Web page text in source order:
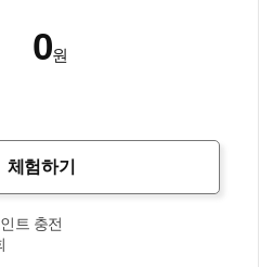
0원
체험하기
트 충전